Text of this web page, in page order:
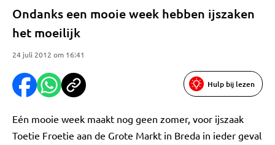
Ondanks een mooie week hebben ijszaken
het moeilijk
24 juli 2012 om 16:41
Hulp bij lezen
Eén mooie week maakt nog geen zomer, voor ijszaak
Toetie Froetie aan de Grote Markt in Breda in ieder geval